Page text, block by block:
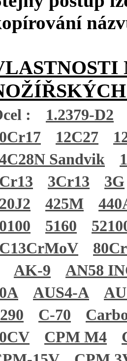
:
1.2379-D2
12C27
Sandvik
3Cr13
3G
425M
5160
AK-9
AN58
AUS4-A
C-70
CPM M4